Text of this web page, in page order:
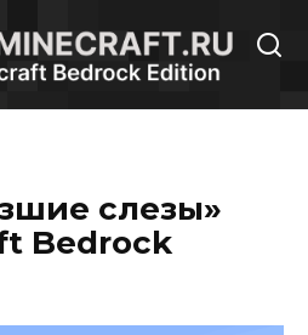
слезы»
Bedrock